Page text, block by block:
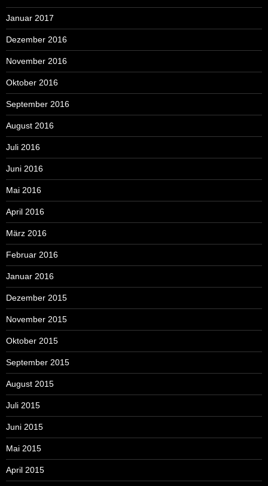
Januar 2017
Dezember 2016
November 2016
Oktober 2016
September 2016
August 2016
Juli 2016
Juni 2016
Mai 2016
April 2016
März 2016
Februar 2016
Januar 2016
Dezember 2015
November 2015
Oktober 2015
September 2015
August 2015
Juli 2015
Juni 2015
Mai 2015
April 2015